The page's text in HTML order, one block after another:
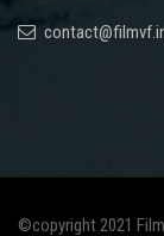
©copyright 2021